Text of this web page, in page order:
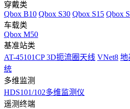
穿戴类
Qbox B10 Qbox S30 Qbox S15 Qbox
车载类
Qbox M50
基准站类
AT-45101CP 3D扼流圈天线 VNet8 地
统
多维监测
HDS101/102多维监测仪
遥测终端